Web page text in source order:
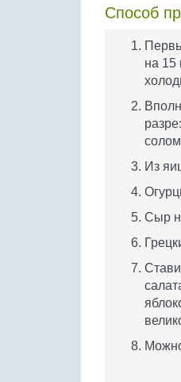
Способ
на 15
Из
Сыр